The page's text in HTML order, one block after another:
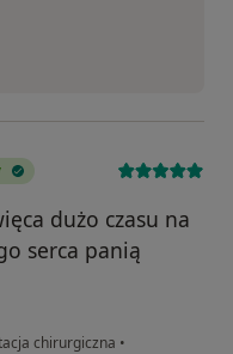
dużo czasu na
serca panią
chirurgiczna •